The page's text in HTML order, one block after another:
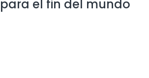
el fin del mundo